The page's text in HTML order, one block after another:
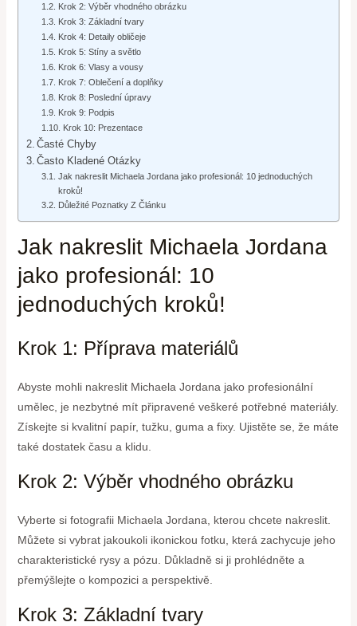
Krok 2: Výběr vhodného obrázku
Krok 3: Základní tvary
Krok 4: Detaily obličeje
Krok 5: Stíny a světlo
Krok 6: Vlasy a vousy
Krok 7: Oblečení a doplňky
Krok 8: Poslední úpravy
Krok 9: Podpis
Krok 10: Prezentace
Časté Chyby
Často Kladené Otázky
Jak nakreslit Michaela Jordana jako profesionál: 10 jednoduchých
kroků!
Důležité Poznatky Z Článku
Jak nakreslit Michaela Jordana
jako profesionál: 10
jednoduchých kroků!
Krok 1: Příprava materiálů
Abyste mohli nakreslit Michaela Jordana jako profesionální
umělec, je nezbytné mít připravené veškeré potřebné materiály.
Získejte si kvalitní papír, tužku, guma a fixy. Ujistěte se, že máte
také dostatek času a klidu.
Krok 2: Výběr vhodného obrázku
Vyberte si fotografii Michaela Jordana, kterou chcete nakreslit.
Můžete si vybrat jakoukoli ikonickou fotku, která zachycuje jeho
charakteristické rysy a pózu. Důkladně si ji prohlédněte a
přemýšlejte o kompozici a perspektivě.
Krok 3: Základní tvary